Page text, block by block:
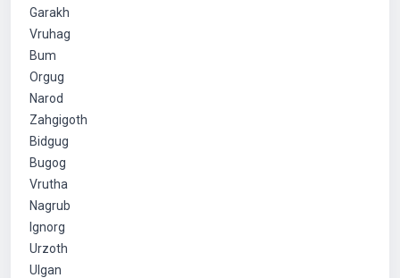
Garakh
Vruhag
Bum
Orgug
Narod
Zahgigoth
Bidgug
Bugog
Vrutha
Nagrub
Ignorg
Urzoth
Ulgan